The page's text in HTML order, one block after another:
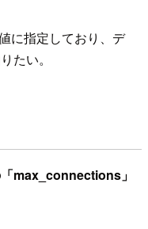
に指定しており、デ
たい。
max_connections」